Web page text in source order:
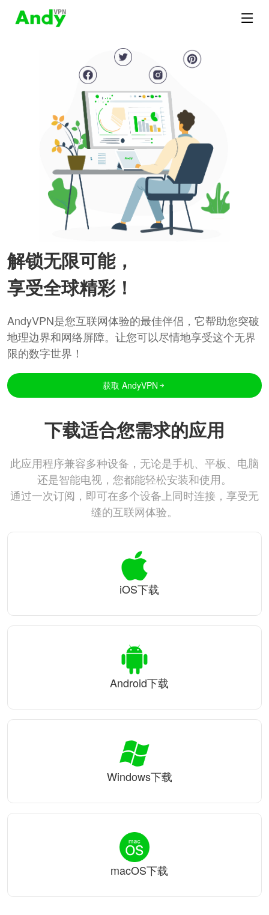
解锁无限可能，
享受全球精彩！
AndyVPN是您互联网体验的最佳伴侣，它帮助您突破
地理边界和网络屏障。让您可以尽情地享受这个无界
限的数字世界！
获取 AndyVPN
下载适合您需求的应用
此应用程序兼容多种设备，无论是手机、平板、电脑
还是智能电视，您都能轻松安装和使用。
通过一次订阅，即可在多个设备上同时连接，享受无
缝的互联网体验。
iOS下载
Android下载
Windows下载
macOS下载